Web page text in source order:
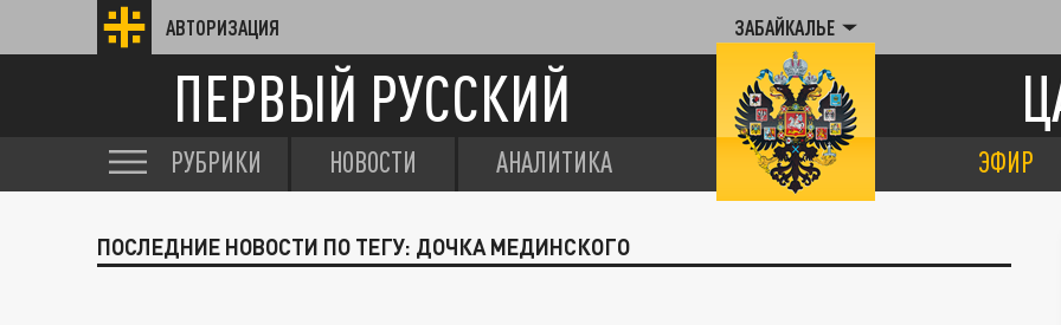
АВТОРИЗАЦИЯ ЗАБАЙКАЛЬЕ
ПЕРВЫЙ РУССКИЙ
РУБРИКИ НОВОСТИ АНАЛИТИКА ЭФИР
ПОСЛЕДНИЕ НОВОСТИ ПО ТЕГУ: ДОЧКА МЕДИНСКОГО